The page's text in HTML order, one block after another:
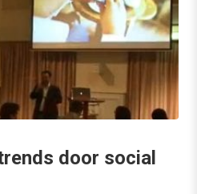
door social